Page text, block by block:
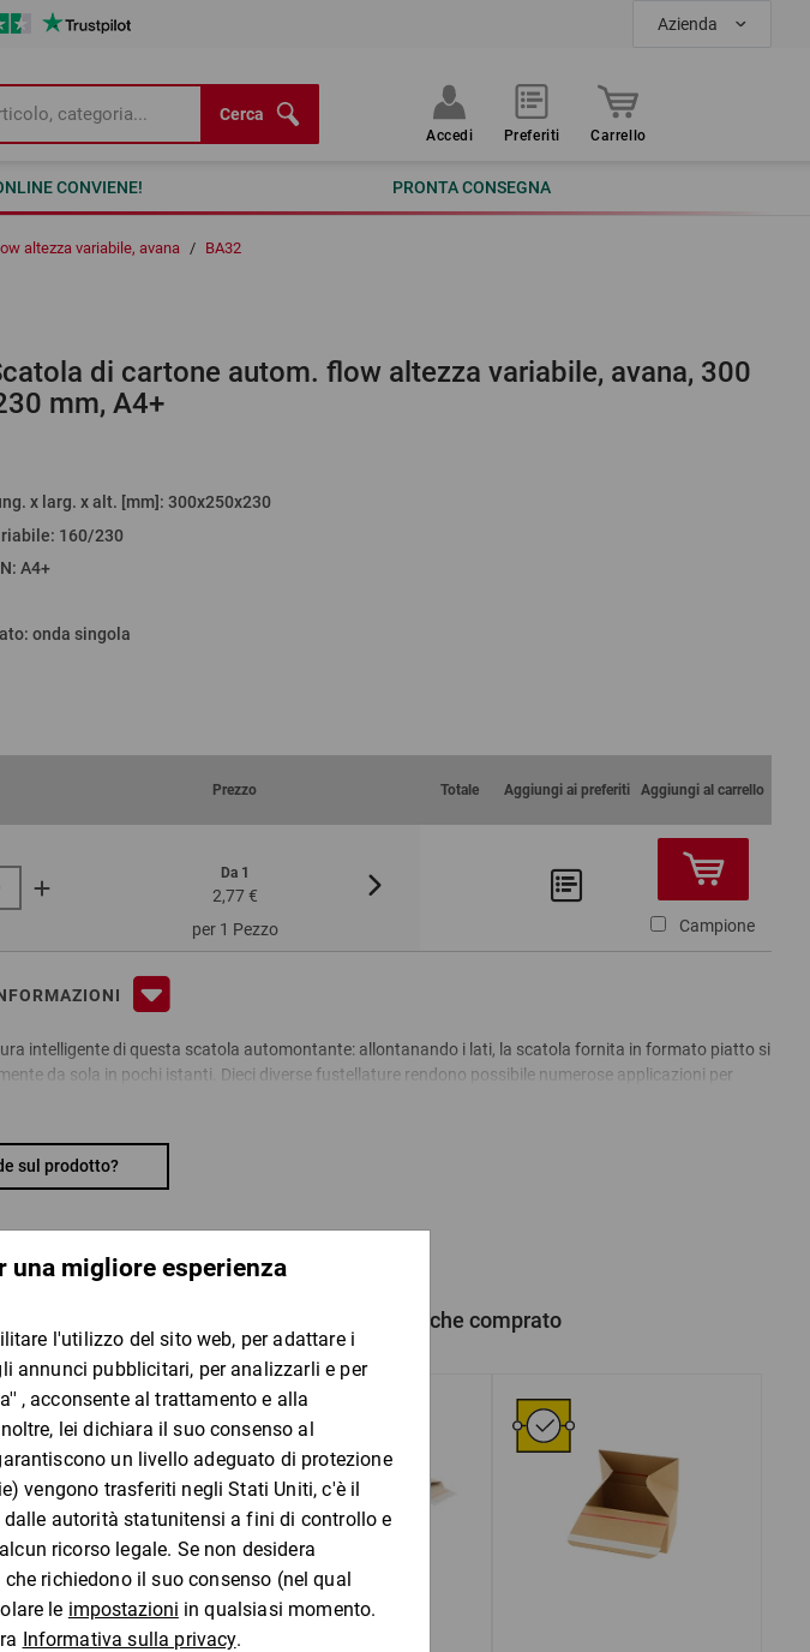
Azienda
Cerca
Accedi Preferiti Carrello
CONVIENE! PRONTA CONSEGNA
altezza variabile, avana / BA32
di cartone autom. flow altezza variabile, avana, 300
mm, A4+
x larg. x alt. [mm] : 300x250x230
: 160/230
: A4+
: onda singola
Prezzo Totale Aggiungi ai preferiti Aggiungi al carrello
Da 1
2,77 €
per 1 Pezzo
Campione
intelligente di questa scatola automontante: allontanando i lati, la scatola fornita in formato piatto si
da sola in pochi istanti. Dieci diverse fustellature rendono possibile numerose applicazioni per
meno di 6 secondi
tempo maggiore del 50% rispetto alle scatole americane in cartone ondulato FEFCO 0201 tradizionali
ridotto grazie alla conformazione automontante
grazie alla fustellatura fino a 10 volte
spazio di stoccaggio e materiale di riempimento
formato piatto, risparmia spazio
certificazione RESY
BA40, BA52 e BA58 con fondo a sovrapposizione completa
BA65, BA69, BA70 perfetti per l''utilizzo sui pallet
singola/doppia
L’acceleratore di efficienza del processo di imballaggio.
sul prodotto?
che hanno visto questo prodotto hanno anche comprato